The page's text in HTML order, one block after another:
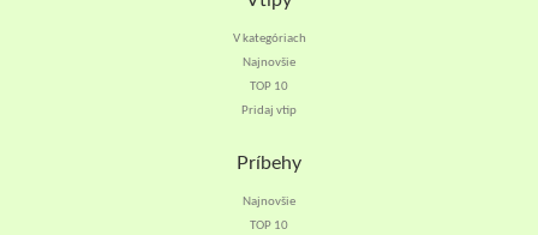
V kategóriach
Najnovšie
TOP 10
Pridaj vtip
Príbehy
Najnovšie
TOP 10